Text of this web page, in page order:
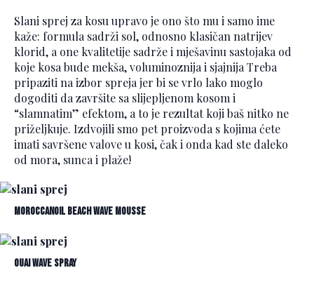
Slani sprej za kosu upravo je ono što mu i samo ime
kaže: formula sadrži sol, odnosno klasičan natrijev
klorid, a one kvalitetije sadrže i mješavinu sastojaka od
koje kosa bude mekša, voluminoznija i sjajnija Treba
pripaziti na izbor spreja jer bi se vrlo lako moglo
dogoditi da završite sa slijepljenom kosom i
“slamnatim” efektom, a to je rezultat koji baš nitko ne
priželjkuje. Izdvojili smo pet proizvoda s kojima ćete
imati savršene valove u kosi, čak i onda kad ste daleko
od mora, sunca i plaže!
Moroccanoil Beach Wave Mousse
OUAI Wave Spray